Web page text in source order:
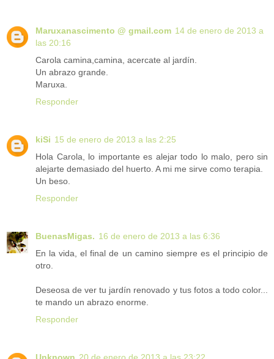
Maruxanascimento @ gmail.com 14 de enero de 2013 a
las 20:16
Carola camina,camina, acercate al jardín.
Un abrazo grande.
Maruxa.
Responder
kiSi 15 de enero de 2013 a las 2:25
Hola Carola, lo importante es alejar todo lo malo, pero sin
alejarte demasiado del huerto. A mi me sirve como terapia.
Un beso.
Responder
BuenasMigas. 16 de enero de 2013 a las 6:36
En la vida, el final de un camino siempre es el principio de
otro.
Deseosa de ver tu jardín renovado y tus fotos a todo color...
te mando un abrazo enorme.
Responder
Unknown 20 de enero de 2013 a las 23:22